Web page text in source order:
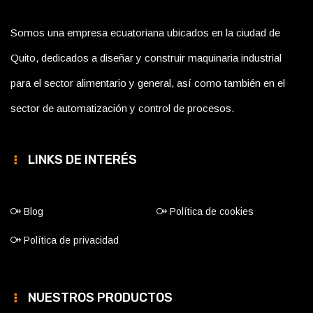
Somos una empresa ecuatoriana ubicados en la ciudad de
Quito, dedicados a diseñar y construir maquinaria industrial
para el sector alimentario y general, así como también en el
sector de automatización y control de procesos.
LINKS DE INTERÉS
Blog Política de cookies
Política de privacidad
NUESTROS PRODUCTOS